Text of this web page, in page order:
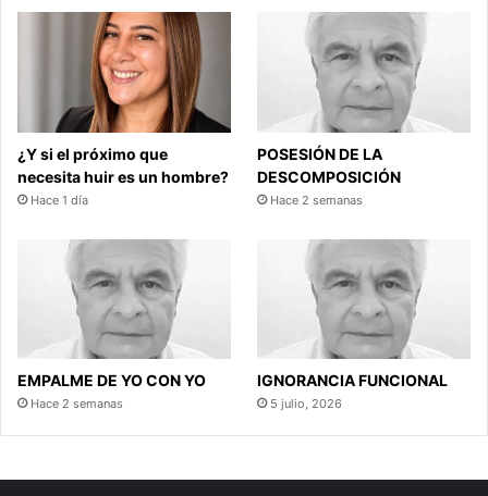
¿Y si el próximo que
necesita huir es un hombre?
Hace 1 día
POSESIÓN DE LA
DESCOMPOSICIÓN
Hace 2 semanas
EMPALME DE YO CON YO
Hace 2 semanas
IGNORANCIA FUNCIONAL
5 julio, 2026